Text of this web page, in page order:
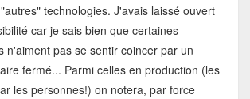
technologies. J'avais laissé ouvert
car je sais bien que certaines
n'aiment pas se sentir coincer par un
fermé... Parmi celles en production (les
les personnes!) on notera, par force